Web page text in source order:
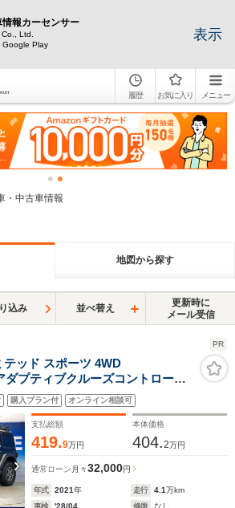
情報カーセンサー
Ltd.
Google Play
表示
履歴 お気に入り メニュー
・中古車情報
地図から探す
込み 並べ替え
更新時に
メール受信
PR
ッド スポーツ 4WD
プティブクルーズコントロー
ヘッドライト デュアルオート
コーナーセンサー 7インチタ
車載器 禁煙車
購入プラン付 オンライン相談可
支払総額
419.9万円
本体価格
404.2万円
通常ローン 月々32,000円
年式 2021年 走行 4.1万km